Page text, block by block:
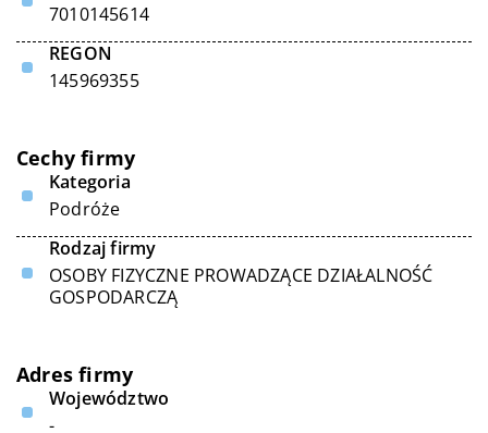
7010145614
REGON
145969355
Cechy firmy
Kategoria
Podróże
Rodzaj firmy
OSOBY FIZYCZNE PROWADZĄCE DZIAŁALNOŚĆ
GOSPODARCZĄ
Adres firmy
Województwo
-